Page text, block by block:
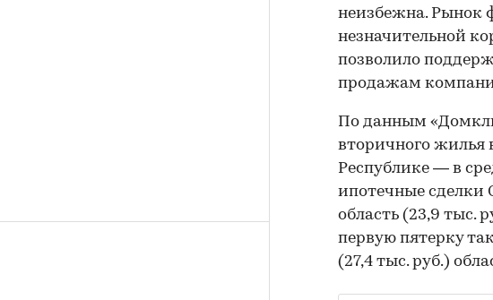
неизбежна. Рынок
незначительной
позволило
продажам
По данным
вторичного жилья
Республике — в
ипотечные сделки
область (23,9 тыс.
первую пятерку
(27,4 тыс. руб.)